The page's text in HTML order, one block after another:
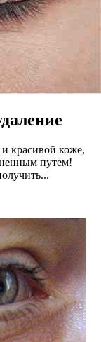
красивой коже,
путем!